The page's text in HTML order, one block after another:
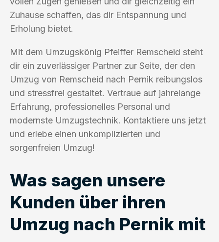
Zuhause schaffen, das dir Entspannung und
Erholung bietet.
Mit dem Umzugskönig Pfeiffer Remscheid steht
dir ein zuverlässiger Partner zur Seite, der den
Umzug von Remscheid nach Pernik reibungslos
und stressfrei gestaltet. Vertraue auf jahrelange
Erfahrung, professionelles Personal und
modernste Umzugstechnik. Kontaktiere uns jetzt
und erlebe einen unkomplizierten und
sorgenfreien Umzug!
Was sagen unsere
Kunden über ihren
Umzug nach Pernik mit